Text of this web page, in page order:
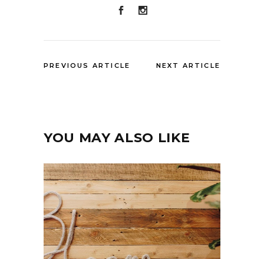
PREVIOUS ARTICLE NEXT ARTICLE
YOU MAY ALSO LIKE